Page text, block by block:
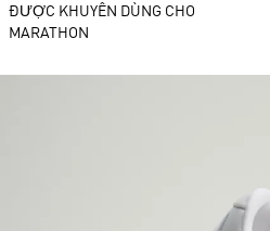
ĐƯỢC KHUYÊN DÙNG CHO
MARATHON